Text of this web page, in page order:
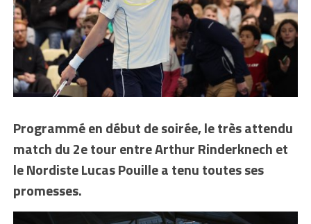
Programmé en début de soirée, le très attendu
match du 2e tour entre Arthur Rinderknech et
le Nordiste Lucas Pouille a tenu toutes ses
promesses.